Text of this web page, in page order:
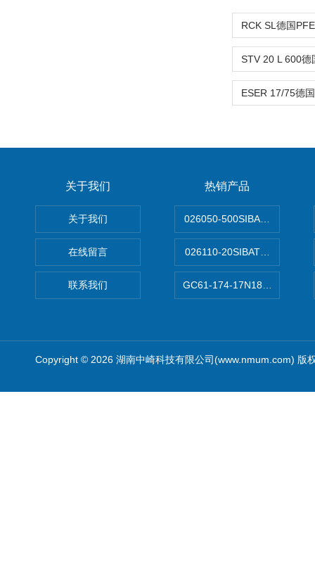
关于我们
关于我们
在线留言
联系我们
热销产品
026050-500SIBATA 500mL
026110-20SIBATA柴田科学
GC61-174-
Copyright © 2026 湖南中崎科技有限公司(www.nmum.com) 版